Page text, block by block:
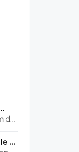
de
a